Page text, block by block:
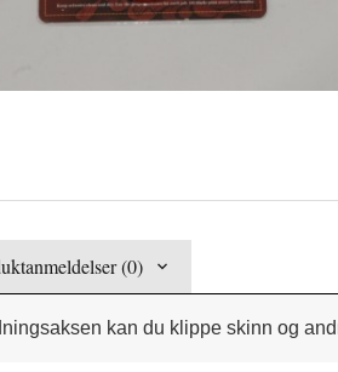
(0)
kan du klippe skinn og